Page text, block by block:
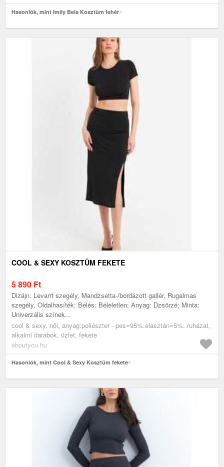
Hasonlók, mint Imily Bela Kosztüm fehér
COOL & SEXY KOSZTÜM FEKETE
5 890 Ft
Dizájn: Levarrt szegély, Mandzsetta-/bordázott gallér, Rugalmas
szegély, Oldalhasíték; Bélés: Béleletlen; Anyag: Dzsörzé; Minta:
Univerzális színek...
cool & sexy, női, anyag:poliészter - pes=95%,elasztán=5%, ruházat,
alkalmi darabok, üzlet, fekete
aboutyou.hu
Hasonlók, mint Cool & Sexy Kosztüm fekete